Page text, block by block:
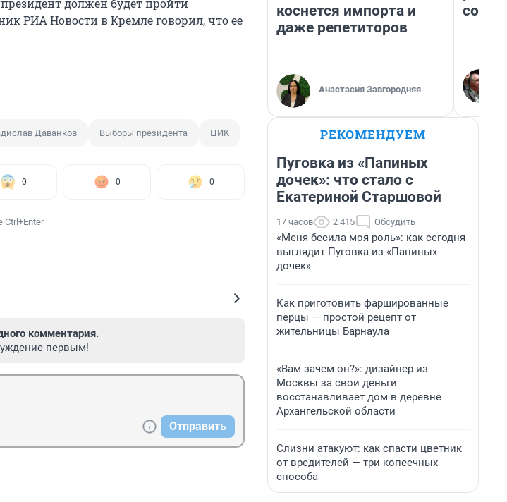
должен будет пройти
РИА Новости в Кремле говорил, что ее
Даванков Выборы президента ЦИК
0 0 0
комментария.
первым!
Отправить
коснется импорта и
даже репетиторов
Анастасия Завгородняя
РЕКОМЕНДУЕМ
Пуговка из «Папиных
дочек»: что стало с
Екатериной Старшовой
17 часов 2 415 Обсудить
«Меня бесила моя роль»: как сегодня
выглядит Пуговка из «Папиных
дочек»
Как приготовить фаршированные
перцы — простой рецепт от
жительницы Барнаула
«Вам зачем он?»: дизайнер из
Москвы за свои деньги
восстанавливает дом в деревне
Архангельской области
Слизни атакуют: как спасти цветник
от вредителей — три копеечных
способа